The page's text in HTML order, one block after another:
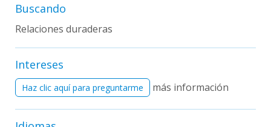
Buscando
Relaciones duraderas
Intereses
Haz clic aquí para preguntarme más información